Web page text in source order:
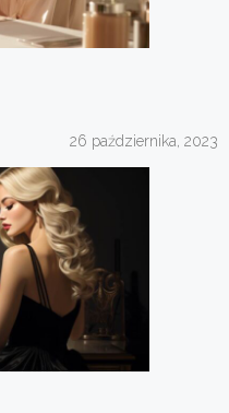
26 października, 2023